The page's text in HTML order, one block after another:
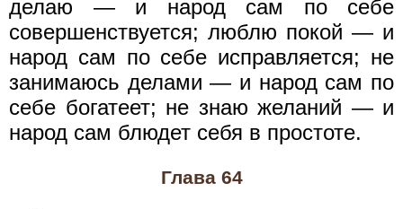
делаю — и народ сам по себе
совершенствуется; люблю покой — и
народ сам по себе исправляется; не
занимаюсь делами — и народ сам по
себе богатеет; не знаю желаний — и
народ сам блюдет себя в простоте.
Глава 64